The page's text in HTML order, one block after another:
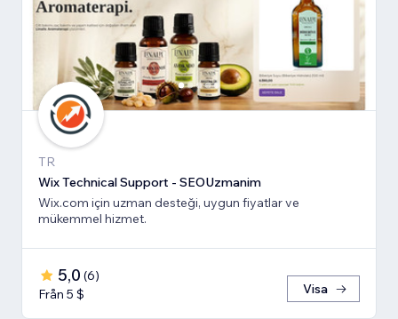
TR
Wix Technical Support - SEOUzmanim
Wix.com için uzman desteği, uygun fiyatlar ve
mükemmel hizmet.
5,0 (6)
Från 5 $
Visa